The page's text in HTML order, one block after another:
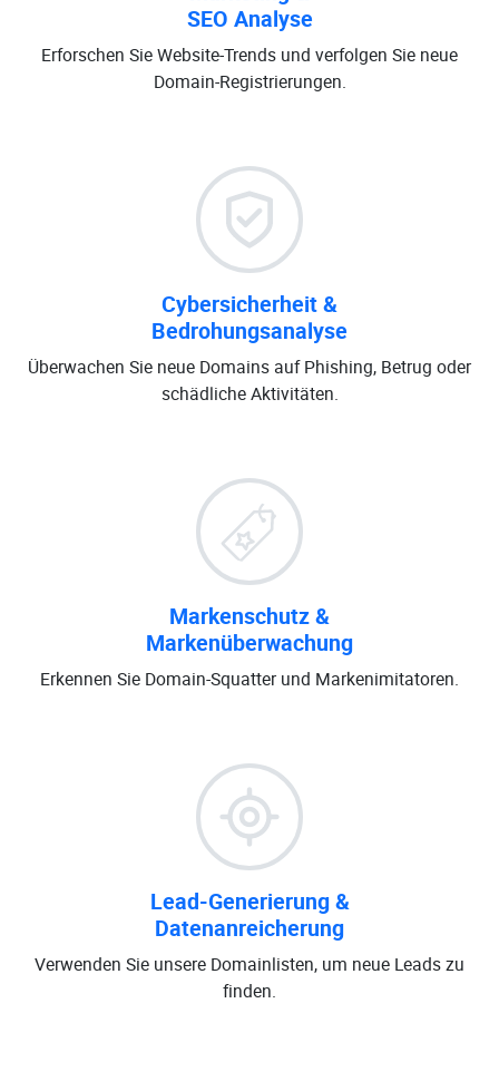
SEO Analyse
Erforschen Sie Website-Trends und verfolgen Sie neue
Domain-Registrierungen.
Cybersicherheit &
Bedrohungsanalyse
Überwachen Sie neue Domains auf Phishing, Betrug oder
schädliche Aktivitäten.
Markenschutz &
Markenüberwachung
Erkennen Sie Domain-Squatter und Markenimitatoren.
Lead-Generierung &
Datenanreicherung
Verwenden Sie unsere Domainlisten, um neue Leads zu
finden.